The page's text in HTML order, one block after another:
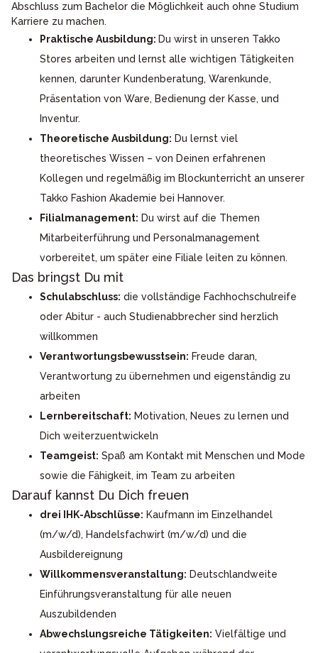
Abschluss zum Bachelor die Möglichkeit auch ohne Studium
Karriere zu machen.
Praktische Ausbildung: Du wirst in unseren Takko
Stores arbeiten und lernst alle wichtigen Tätigkeiten
kennen, darunter Kundenberatung, Warenkunde,
Präsentation von Ware, Bedienung der Kasse, und
Inventur.
Theoretische Ausbildung: Du lernst viel
theoretisches Wissen – von Deinen erfahrenen
Kollegen und regelmäßig im Blockunterricht an unserer
Takko Fashion Akademie bei Hannover.
Filialmanagement: Du wirst auf die Themen
Mitarbeiterführung und Personalmanagement
vorbereitet, um später eine Filiale leiten zu können.
Das bringst Du mit
Schulabschluss: die vollständige Fachhochschulreife
oder Abitur - auch Studienabbrecher sind herzlich
willkommen
Verantwortungsbewusstsein: Freude daran,
Verantwortung zu übernehmen und eigenständig zu
arbeiten
Lernbereitschaft: Motivation, Neues zu lernen und
Dich weiterzuentwickeln
Teamgeist: Spaß am Kontakt mit Menschen und Mode
sowie die Fähigkeit, im Team zu arbeiten
Darauf kannst Du Dich freuen
drei IHK-Abschlüsse: Kaufmann im Einzelhandel
(m/w/d), Handelsfachwirt (m/w/d) und die
Ausbildereignung
Willkommensveranstaltung: Deutschlandweite
Einführungsveranstaltung für alle neuen
Auszubildenden
Abwechslungsreiche Tätigkeiten: Vielfältige und